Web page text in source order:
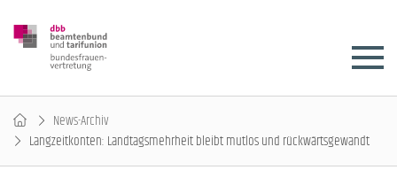
News-Archiv
Langzeitkonten: Landtagsmehrheit bleibt mutlos und rückwärtsgewandt